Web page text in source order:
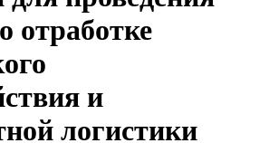
отработке
и
логистики